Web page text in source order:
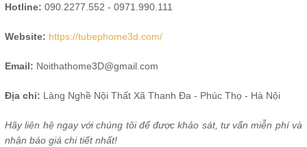
Hotline: 090.2277.552 - 0971.990.111
Website: https://tubephome3d.com/
Email: Noithathome3D@gmail.com
Địa chỉ: Làng Nghề Nội Thất Xã Thanh Đa - Phúc Thọ - Hà Nội
Hãy liên hệ ngay với chúng tôi để được khảo sát, tư vấn miễn phí và
nhận báo giá chi tiết nhất!